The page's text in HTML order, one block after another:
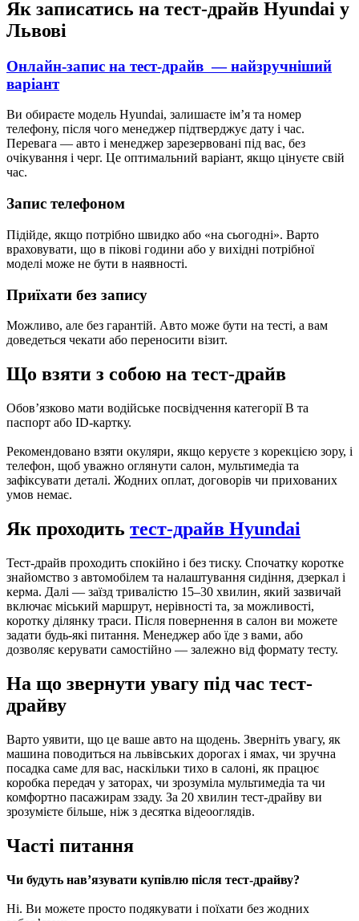
Як записатись на тест-драйв Hyundai у
Львові
Онлайн-запис на тест-драйв — найзручніший
варіант
Ви обираєте модель Hyundai, залишаєте імʼя та номер
телефону, після чого менеджер підтверджує дату і час.
Перевага — авто і менеджер зарезервовані під вас, без
очікування і черг. Це оптимальний варіант, якщо цінуєте свій
час.
Запис телефоном
Підійде, якщо потрібно швидко або «на сьогодні». Варто
враховувати, що в пікові години або у вихідні потрібної
моделі може не бути в наявності.
Приїхати без запису
Можливо, але без гарантій. Авто може бути на тесті, а вам
доведеться чекати або переносити візит.
Що взяти з собою на тест-драйв
Обовʼязково мати водійське посвідчення категорії B та
паспорт або ID-картку.
Рекомендовано взяти окуляри, якщо керуєте з корекцією зору, і
телефон, щоб уважно оглянути салон, мультимедіа та
зафіксувати деталі. Жодних оплат, договорів чи прихованих
умов немає.
Як проходить тест-драйв Hyundai
Тест-драйв проходить спокійно і без тиску. Спочатку коротке
знайомство з автомобілем та налаштування сидіння, дзеркал і
керма. Далі — заїзд тривалістю 15–30 хвилин, який зазвичай
включає міський маршрут, нерівності та, за можливості,
коротку ділянку траси. Після повернення в салон ви можете
задати будь-які питання. Менеджер або їде з вами, або
дозволяє керувати самостійно — залежно від формату тесту.
На що звернути увагу під час тест-
драйву
Варто уявити, що це ваше авто на щодень. Зверніть увагу, як
машина поводиться на львівських дорогах і ямах, чи зручна
посадка саме для вас, наскільки тихо в салоні, як працює
коробка передач у заторах, чи зрозуміла мультимедіа та чи
комфортно пасажирам ззаду. За 20 хвилин тест-драйву ви
зрозумієте більше, ніж з десятка відеооглядів.
Часті питання
Чи будуть навʼязувати купівлю після тест-драйву?
Ні. Ви можете просто подякувати і поїхати без жодних